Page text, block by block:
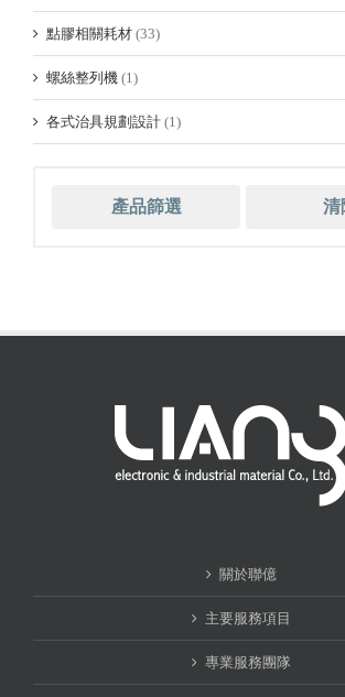
點膠相關耗材 (33)
螺絲整列機 (1)
各式治具規劃設計 (1)
產品篩選 清
關於聯億
主要服務項目
專業服務團隊